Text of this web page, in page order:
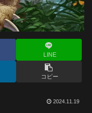
LINE
コピー
2024.11.19